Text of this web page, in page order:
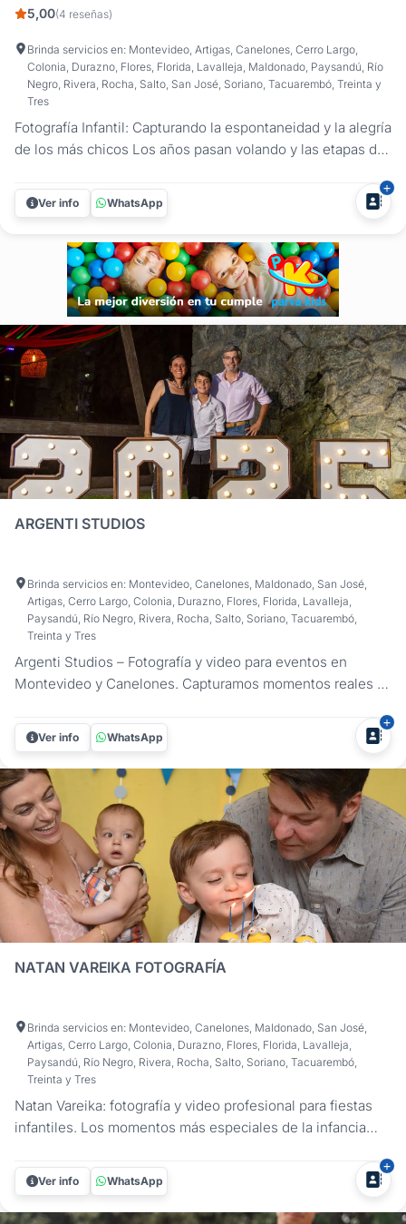
5,00(4 reseñas)
Brinda servicios en: Montevideo, Artigas, Canelones, Cerro Largo,
Colonia, Durazno, Flores, Florida, Lavalleja, Maldonado, Paysandú, Río
Negro, Rivera, Rocha, Salto, San José, Soriano, Tacuarembó, Treinta y
Tres
Fotografía Infantil: Capturando la espontaneidad y la alegría
de los más chicos Los años pasan volando y las etapas de
Martín Trujillo propone un enfoque fotográfico centrado en
la naturalidad, donde el objetivo es capturar la esencia de
Ver info WhatsApp
ARGENTI STUDIOS
Brinda servicios en: Montevideo, Canelones, Maldonado, San José,
Artigas, Cerro Largo, Colonia, Durazno, Flores, Florida, Lavalleja,
Paysandú, Río Negro, Rivera, Rocha, Salto, Soriano, Tacuarembó,
Treinta y Tres
Argenti Studios – Fotografía y video para eventos en
Montevideo y Canelones. Capturamos momentos reales y
fiesta. ¿Querés que tu registro sea tan auténtico como lo
que viviste? En Argenti Studios nos especializamos en
fotografía y...
Ver info WhatsApp
NATAN VAREIKA FOTOGRAFÍA
Brinda servicios en: Montevideo, Canelones, Maldonado, San José,
Artigas, Cerro Largo, Colonia, Durazno, Flores, Florida, Lavalleja,
Paysandú, Río Negro, Rivera, Rocha, Salto, Soriano, Tacuarembó,
Treinta y Tres
Natan Vareika: fotografía y video profesional para fiestas
infantiles. Los momentos más especiales de la infancia
capturamos la alegría, la emoción y los instantes únicos de
cada celebración con un estilo natural y creativo.
Ofrecemos un...
Ver info WhatsApp